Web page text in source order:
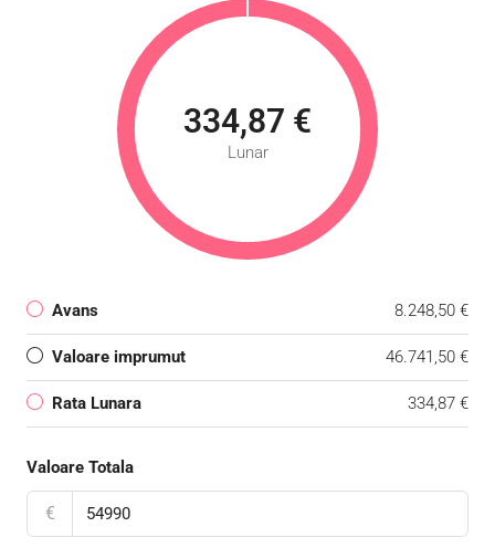
334,87 €
Lunar
Avans 8.248,50 €
Valoare imprumut 46.741,50 €
Rata Lunara 334,87 €
Valoare Totala
€